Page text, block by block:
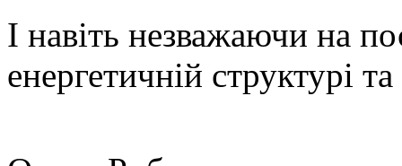
І навіть незважаючи на
енергетичній структурі